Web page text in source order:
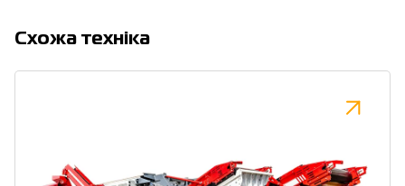
Cхожа техніка